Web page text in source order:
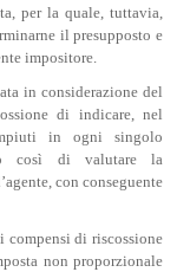
per la quale, tuttavia,
il presupposto e
impositore.
in considerazione del
di indicare, nel
in ogni singolo
così di valutare la
con conseguente
compensi di riscossione
non proporzionale